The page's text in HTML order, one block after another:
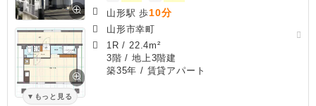
もっと見る
山形駅 歩10分
山形市幸町
1R / 22.4m²
3階 / 地上3階建
築35年 / 賃貸アパート